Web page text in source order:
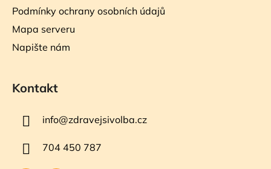
Podmínky ochrany osobních údajů
Mapa serveru
Napište nám
Kontakt
info@zdravejsivolba.cz
704 450 787